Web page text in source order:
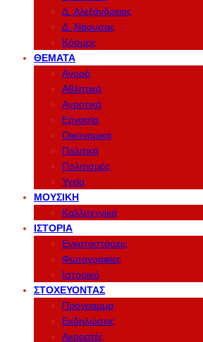
Δ. Αλεξάνδρειας
Δ. Νάουσας
Κόσμος
ΘΈΜΑΤΑ
Αγορά
Αθλητικά
Αγροτικά
Εργασία
Οικονομικά
Πολιτική
Πολιτισμός
Υγεία
ΜΟΥΣΙΚΉ
Καλλιτεχνικά
ΙΣΤΟΡΊΑ
Εγκαταστάσεις
Φωτογραφίες
Ιστορικό
ΣΤΟΧΕΎΟΝΤΑΣ
Πρόγραμμα
Εκδηλώσεις
Ακροατές